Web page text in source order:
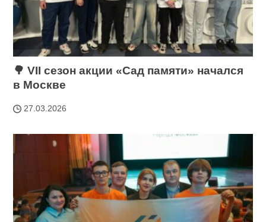
🌳 VII сезон акции «Сад памяти» начался
в Москве
27.03.2026